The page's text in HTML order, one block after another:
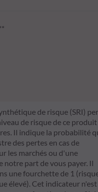
de risque (SRI)
de risque de ce
Il indique la probabilité
des pertes en cas de
les marchés ou d'une
notre part de vous payer. Il
une fourchette de 1
élevé). Cet indicateur n'est